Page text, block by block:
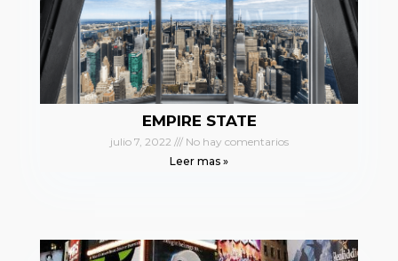
EMPIRE STATE
julio 7, 2022
No hay comentarios
Leer mas »